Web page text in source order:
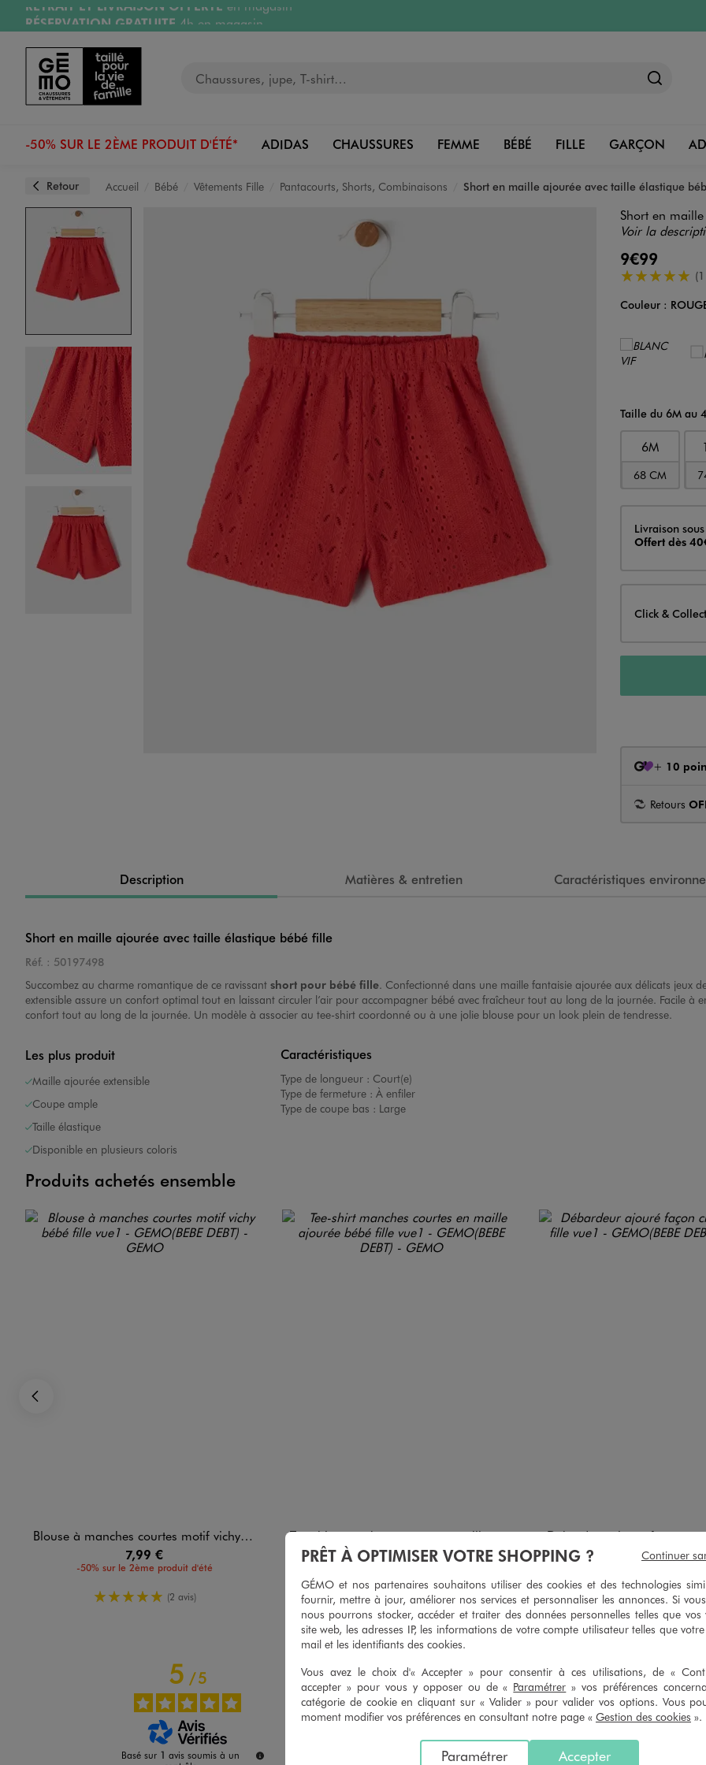
Aller au contenu principal
Aller à la navigation
RÉSERVATION GRATUITE4h en magasin
Retours OFFERTSpendant 30 jours
LIVRAISON OFFERTE
-50% SUR LE 2ÈME PRODUIT D'ÉTÉ* ADIDAS CHAUSSURES FEMME BÉBÉ FILLE GARÇON
Retour Accueil Bébé Vêtements Fille Pantacourts, Shorts, Combinaisons Short en maille ajourée avec taille élastique
Short en
Voir la
9€99
5/5 de
Couleur
Couleur :
Taille du 6M au
6M
68 CM
Livraison
Livraison
Offert dès
Click &
+ 10
Retours
Description Matières & entretien Caractéristiques
Short en maille ajourée avec taille élastique bébé fille
Réf. : 50197498
Succombez au charme romantique de ce ravissant short pour bébé fille. Confectionné dans une maille fantaisie ajourée aux délicats jeux
extensible assure un confort optimal tout en laissant circuler l’air pour accompagner bébé avec fraîcheur tout au long de la journée. Facile à
confort tout au long de la journée. Un modèle à associer au tee-shirt coordonné ou à une jolie blouse pour un look plein de tendresse.
Les plus produit
Maille ajourée extensible
Coupe ample
Taille élastique
Disponible en plusieurs coloris
Caractéristiques
Type de longueur : Court(e)
Type de fermeture : À enfiler
Type de coupe bas : Large
Produits achetés ensemble
Blouse à manches courtes motif vichy bébé fille
7,99 €
-50% sur le 2ème produit d'été
5/5 de moyenne
(2 avis)
Tee-shirt manches courtes en maille ajourée bébé fille
7,99 €
5/5 de moyenne
(1 avis)
Débardeur ajouré façon
9,99 €
5/5 de (2
5/5
Basé sur 1 avis soumis à un
5/5
Avis vérifié et récompensé
Trop joli...
30/07/2026 , suite à une expérience du16/07/2026
PRÊT À OPTIMISER VOTRE SHOPPING ?
GÉMO et nos partenaires souhaitons utiliser des cookies et des technologies
fournir, mettre à jour, améliorer nos services et personnaliser les annonces. Si
nous pourrons stocker, accéder et traiter des données personnelles telles que vos
site web, les adresses IP, les informations de votre compte utilisateur telles que
mail et les identifiants des cookies.
Vous avez le choix d'« Accepter » pour consentir à ces utilisations, de «
accepter » pour vous y opposer ou de « Paramétrer » vos préférences
catégorie de cookie en cliquant sur « Valider » pour valider vos options. Vous
moment modifier vos préférences en consultant notre page « Gestion des cookies ».
Accepter
Paramétrer
Continuer